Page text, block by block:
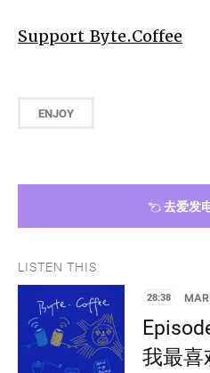
Support Byte.Coffee
ENJOY
去爱发
LISTEN THIS
28:38
我最喜